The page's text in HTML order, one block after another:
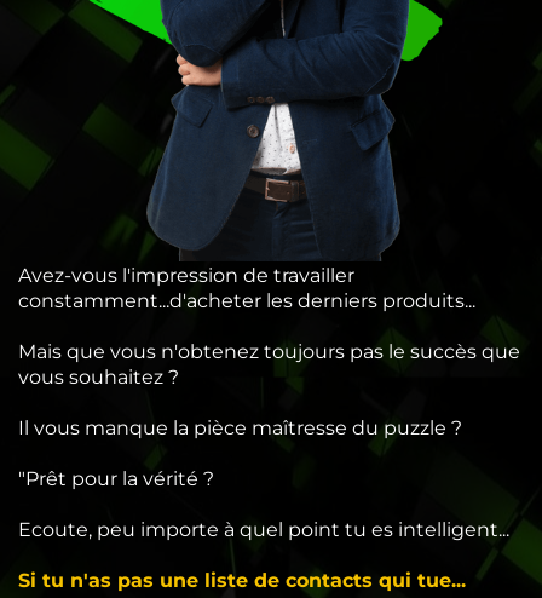
Avez-vous l'impression de travailler
constamment...d'acheter les derniers produits...
Mais que vous n'obtenez toujours pas le succès que
vous souhaitez ?
Il vous manque la pièce maîtresse du puzzle ?
"Prêt pour la vérité ?
Ecoute, peu importe à quel point tu es intelligent...
Si tu n'as pas une liste de contacts qui tue...